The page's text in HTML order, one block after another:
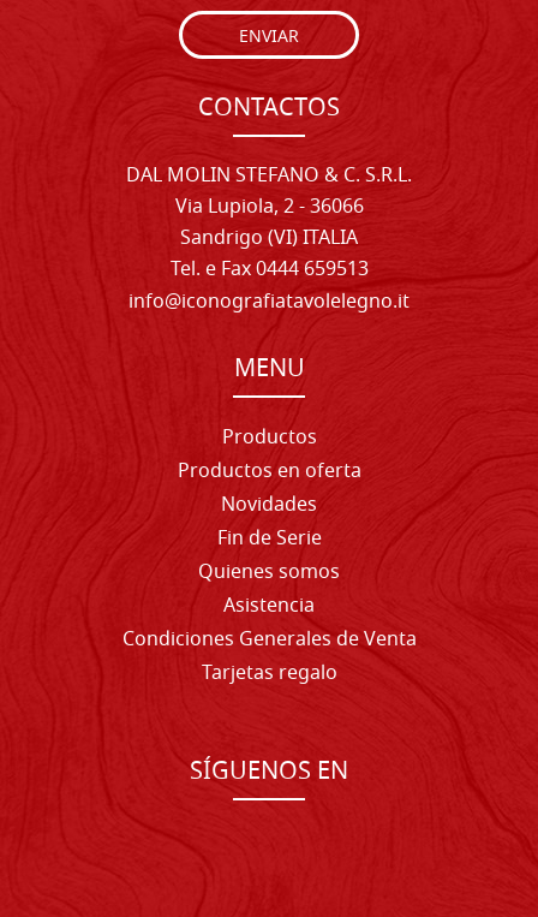
ENVIAR
CONTACTOS
DAL MOLIN STEFANO & C. S.R.L.
Via Lupiola, 2 - 36066
Sandrigo (VI) ITALIA
Tel. e Fax 0444 659513
info@iconografiatavolelegno.it
MENU
Productos
Productos en oferta
Novidades
Fin de Serie
Quienes somos
Asistencia
Condiciones Generales de Venta
Tarjetas regalo
SÍGUENOS EN